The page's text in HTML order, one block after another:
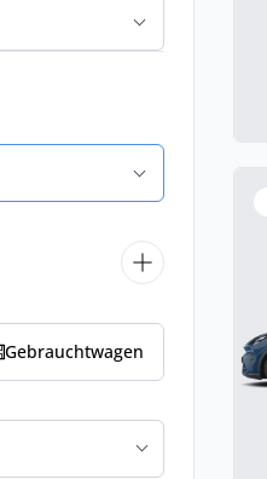
Gebrauchtwagen